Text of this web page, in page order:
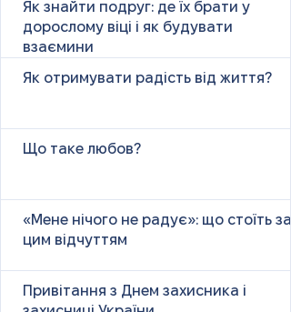
Як знайти подруг: де їх брати у
дорослому віці і як будувати
взаємини
Як отримувати радість від життя?
Що таке любов?
«Мене нічого не радує»: що стоїть за
цим відчуттям
Привітання з Днем захисника і